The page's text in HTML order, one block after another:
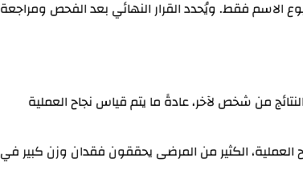
الاسم فقط. ويُحدد القرار النهائي بعد الفحص ومراجعة
من شخص لآخر، عادةً ما يتم قياس نجاح العملية
العملية، الكثير من المرضى يحققون فقدان وزن كبير في